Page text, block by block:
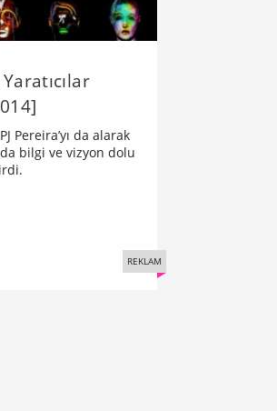
Pereira’yı da alarak
bilgi ve vizyon dolu
REKLAM